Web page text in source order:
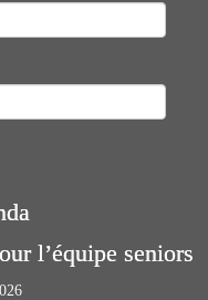
l’équipe seniors